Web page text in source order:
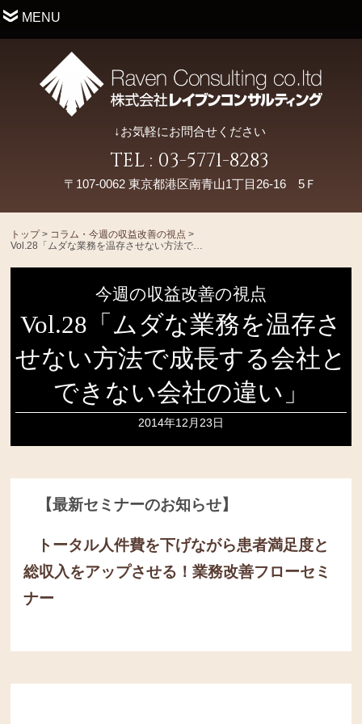
MENU
↓お気軽にお問合せください
TEL : 03-5771-8283
〒107-0062 東京都港区南青山1丁目26-16 5Ｆ
トップ> コラム・今週の収益改善の視点 >
今週の収益改善の視点
Vol.28「ムダな業務を温存さ
せない方法で成長する会社と
できない会社の違い」
2014年12月23日
【最新セミナーのお知らせ】
トータル人件費を下げながら患者満足度と
総収入をアップさせる！業務改善フローセミ
ナー